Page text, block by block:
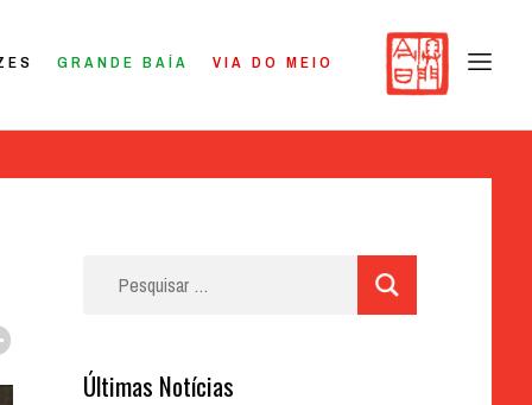
GRANDE BAÍA VIA DO MEIO
Últimas Notícias